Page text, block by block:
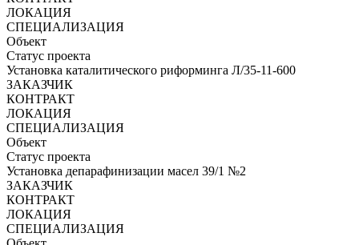
ЛОКАЦИЯ
СПЕЦИАЛИЗАЦИЯ
Объект
Статус проекта
Установка каталитического риформинга Л/35-11-600
ЗАКАЗЧИК
КОНТРАКТ
ЛОКАЦИЯ
СПЕЦИАЛИЗАЦИЯ
Объект
Статус проекта
Установка депарафинизации масел 39/1 №2
ЗАКАЗЧИК
КОНТРАКТ
ЛОКАЦИЯ
СПЕЦИАЛИЗАЦИЯ